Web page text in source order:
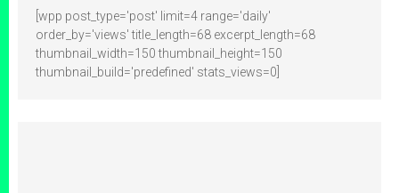
[wpp post_type='post' limit=4 range='daily'
order_by='views' title_length=68 excerpt_length=68
thumbnail_width=150 thumbnail_height=150
thumbnail_build='predefined' stats_views=0]